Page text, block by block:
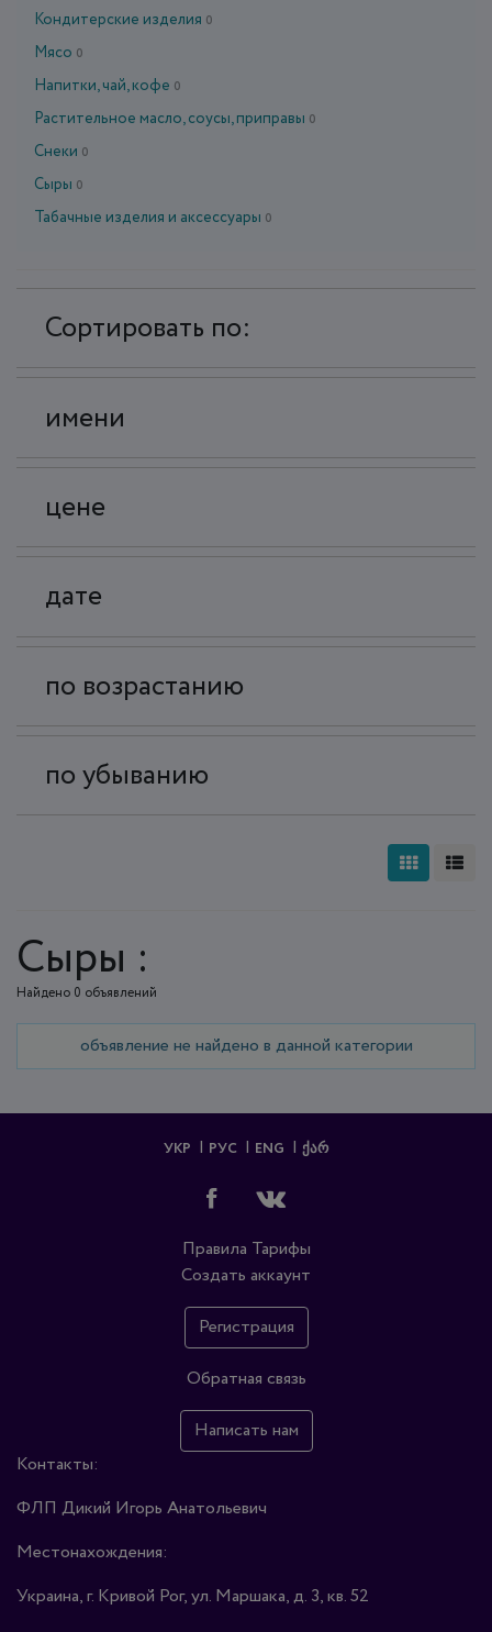
Кондитерские изделия 0
Мясо 0
Напитки, чай, кофе 0
Растительное масло, соусы, приправы 0
Снеки 0
Сыры 0
Табачные изделия и аксессуары 0
Сортировать по:
имени
цене
дате
по возрастанию
по убыванию
Сыры :
Найдено 0 объявлений
объявление не найдено в данной категории
УКР РУС ENG ᲥᲐᲠ
Правила Тарифы
Создать аккаунт
Регистрация
Обратная связь
Написать нам
Контакты:
ФЛП Дикий Игорь Анатольевич
Местонахождения:
Украина, г. Кривой Рог, ул. Маршака, д. 3, кв. 52